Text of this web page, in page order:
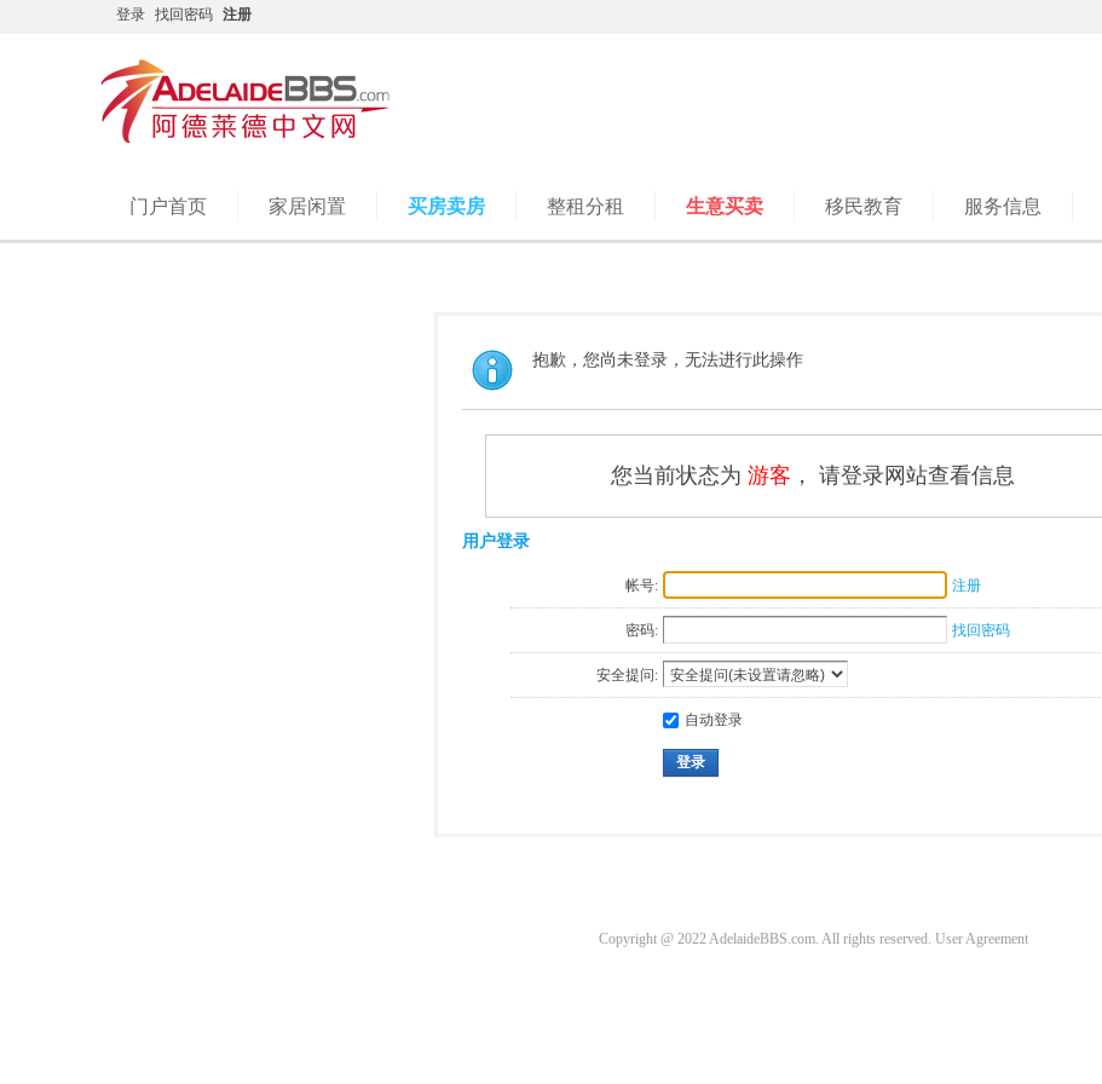
登录 找回密码 注册
门户首页 家居闲置 买房卖房 整租分租 生意买卖 移民教育 服务信息
抱歉，您尚未登录，无法进行此操作
您当前状态为 游客 ， 请登录网站查看信息
用户登录
帐号: 注册
密码: 找回密码
安全提问:
自动登录
登录
Copyright @ 2022 AdelaideBBS.com. All rights reserved. User Agreement